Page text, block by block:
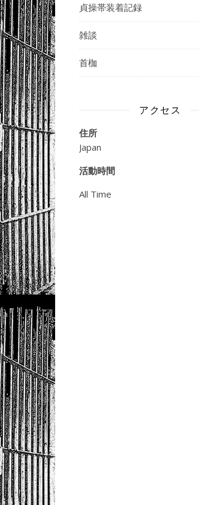
貞操帯装着記録
雑談
首枷
アクセス
住所
Japan
活動時間
All Time